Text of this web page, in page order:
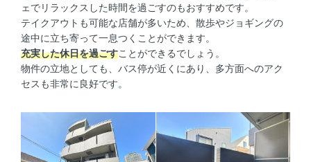
ェでリラックスした時間を過ごすのもおすすめです。
テイクアウトも可能な店舗が多いため、散歩やジョギングの
途中に立ち寄って一息つくことができます。
充実した休日を過ごすことができるでしょう。
物件の立地としても、バス停が近くにあり、多方面へのアク
セスも非常に良好です。